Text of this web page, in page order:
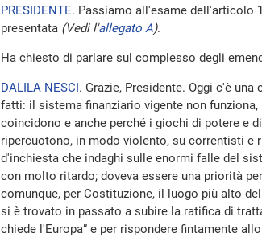
PRESIDENTE. Passiamo all'esame dell'articolo
presentata (Vedi l'allegato A).
Ha chiesto di parlare sul complesso degli
DALILA NESCI. Grazie, Presidente. Oggi c'è
fatti: il sistema finanziario vigente non
coincidono e anche perché i giochi di potere e
ripercuotono, in modo violento, su correntisti
d'inchiesta che indaghi sulle enormi falle del
con molto ritardo; doveva essere una priorità
comunque, per Costituzione, il luogo più alto
si è trovato in passato a subire la ratifica di
chiede l'Europa” e per rispondere fintamente